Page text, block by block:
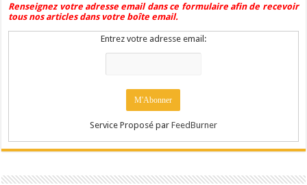
Renseignez votre adresse email dans ce formulaire afin de recevoir
tous nos articles dans votre boîte email.
Entrez votre adresse email:
Service Proposé par FeedBurner